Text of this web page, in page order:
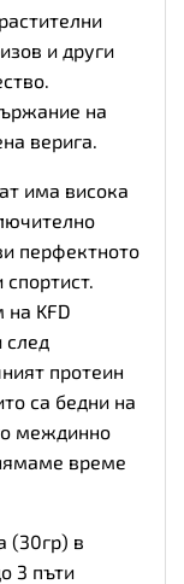
и други
на
верига.
има висока
перфектното
KFD
след
протеин
са бедни на
междинно
време
(30гр) в
3 пъти